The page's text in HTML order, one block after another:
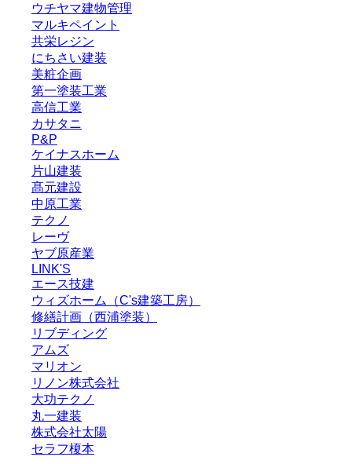
ウチヤマ建物管理
マルキペイント
共栄レジン
にちさい建装
美粧企画
第一塗装工業
高信工業
カサタニ
P&P
ケイナスホーム
片山建装
髙元建設
中原工業
テクノ
レーヴ
ヤブ原産業
LINK'S
エース技建
ウィズホーム（C's建築工房）
修繕計画（西浦塗装）
リブディング
アムズ
マリオン
リノン株式会社
大功テクノ
丸一建装
株式会社太陽
セラフ榎本